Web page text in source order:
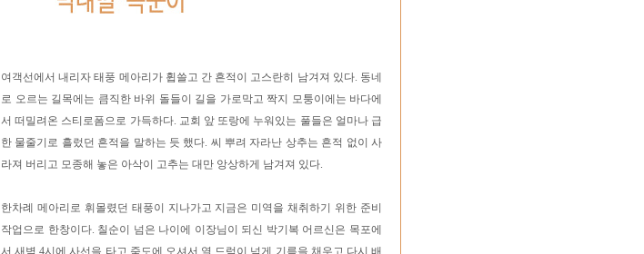
여객선에서 내리자 태풍 메아리가 휩쓸고 간 흔적이 고스란히 남겨져 있다. 동네
로 오르는 길목에는 큼직한 바위 돌들이 길을 가로막고 짝지 모퉁이에는 바다에
서 떠밀려온 스티로폼으로 가득하다. 교회 앞 또랑에 누워있는 풀들은 얼마나 급
한 물줄기로 흘렀던 흔적을 말하는 듯 했다. 씨 뿌려 자라난 상추는 흔적 없이 사
라져 버리고 모종해 놓은 아삭이 고추는 대만 앙상하게 남겨져 있다.
한차례 메아리로 휘몰렸던 태풍이 지나가고 지금은 미역을 채취하기 위한 준비
작업으로 한창이다. 칠순이 넘은 나이에 이장님이 되신 박기복 어르신은 목포에
서 새벽 4시에 사선을 타고 죽도에 오셔서 열 드럼이 넘게 기름을 채우고 다시 배